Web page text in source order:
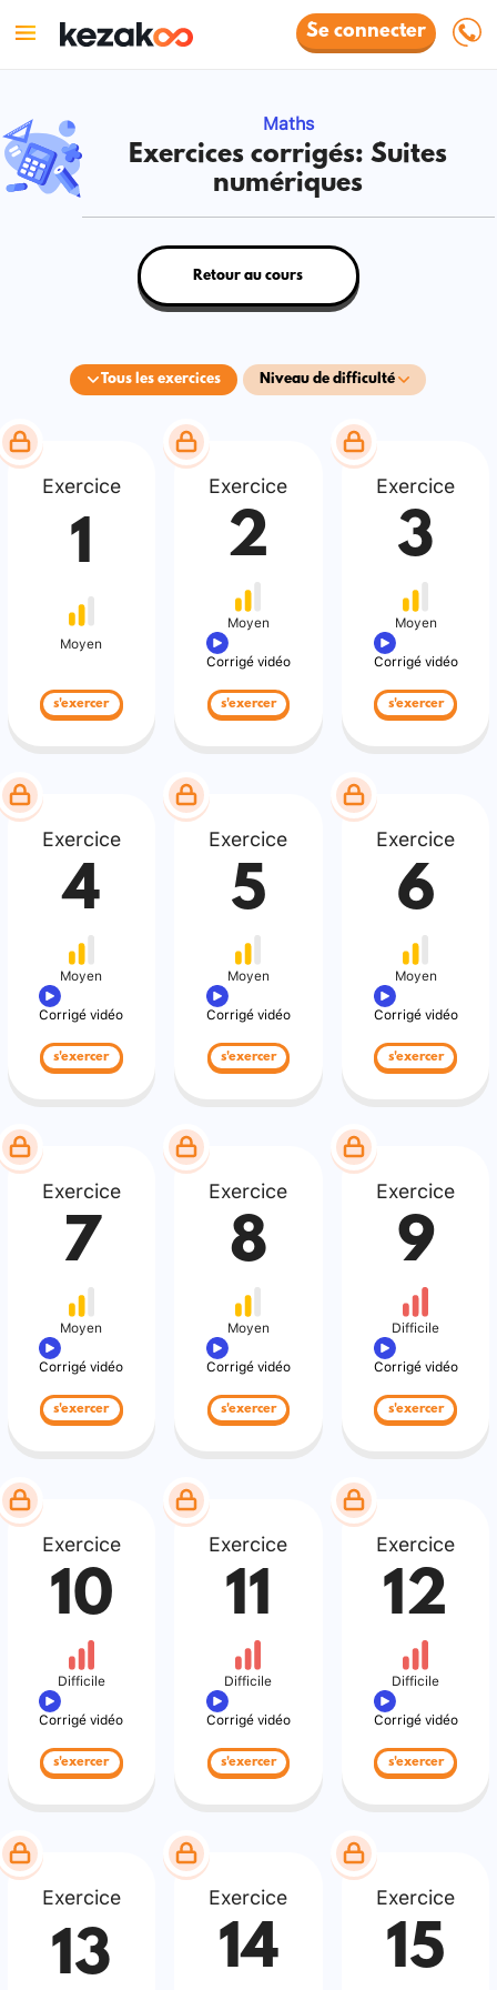
Se connecter
Maths
Exercices corrigés: Suites
numériques
Tous les exercices Niveau de difficulté
Retour au cours
Exercice
1
Moyen
s'exercer
Exercice
2
Moyen
Corrigé vidéo
s'exercer
Exercice
3
Moyen
Corrigé vidéo
s'exercer
Exercice
4
Moyen
Corrigé vidéo
s'exercer
Exercice
5
Moyen
Corrigé vidéo
s'exercer
Exercice
6
Moyen
Corrigé vidéo
s'exercer
Exercice
7
Moyen
Corrigé vidéo
s'exercer
Exercice
8
Moyen
Corrigé vidéo
s'exercer
Exercice
9
Difficile
Corrigé vidéo
s'exercer
Exercice
10
Difficile
Corrigé vidéo
s'exercer
Exercice
11
Difficile
Corrigé vidéo
s'exercer
Exercice
12
Difficile
Corrigé vidéo
s'exercer
Exercice
13
Exercice
14
Exercice
15